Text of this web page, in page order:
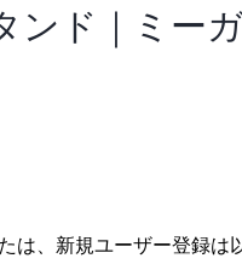
ンド｜ミー
、新規ユーザー登録は